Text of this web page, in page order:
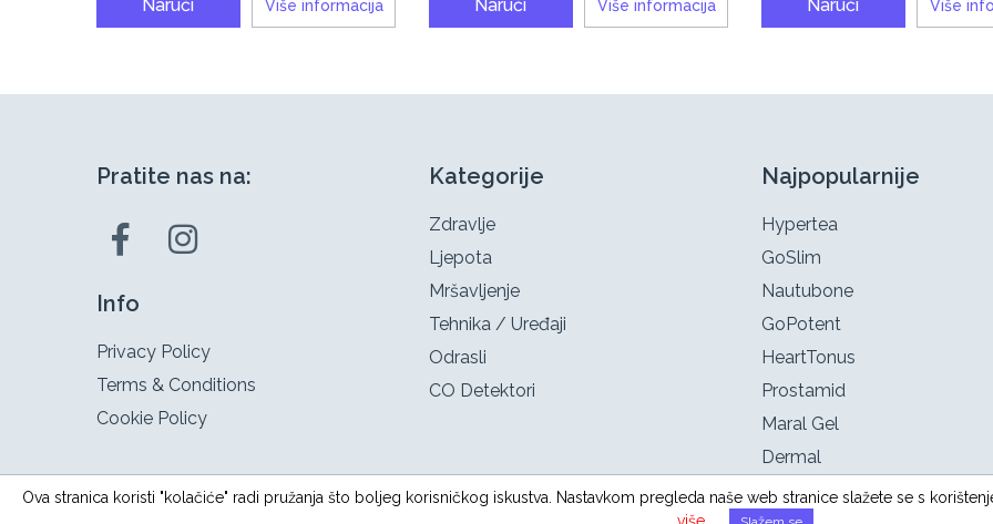
Naruči Više informacija Naruči Više informacija Naruči Više
Ova stranica koristi "kolačiće" radi pružanja što boljeg korisničkog iskustva. Nastavkom pregleda naše web stranice slažete se s
Pratite nas na:
Info
Privacy Policy
Terms & Conditions
Cookie Policy
Kategorije
Zdravlje
Ljepota
Mršavljenje
Tehnika / Uređaji
Odrasli
CO Detektori
Najpopularnije
Hypertea
GoSlim
Nautubone
GoPotent
HeartTonus
Prostamid
Maral Gel
Dermal